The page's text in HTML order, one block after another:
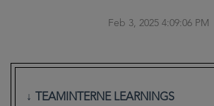
Feb 3, 2025 4:09:06 PM
TEAMINTERNE LEARNINGS